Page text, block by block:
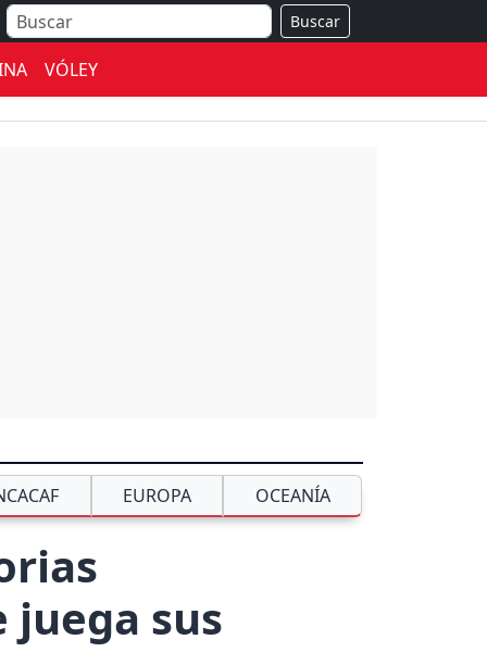
Buscar
VÓLEY
EUROPA OCEANÍA
juega sus